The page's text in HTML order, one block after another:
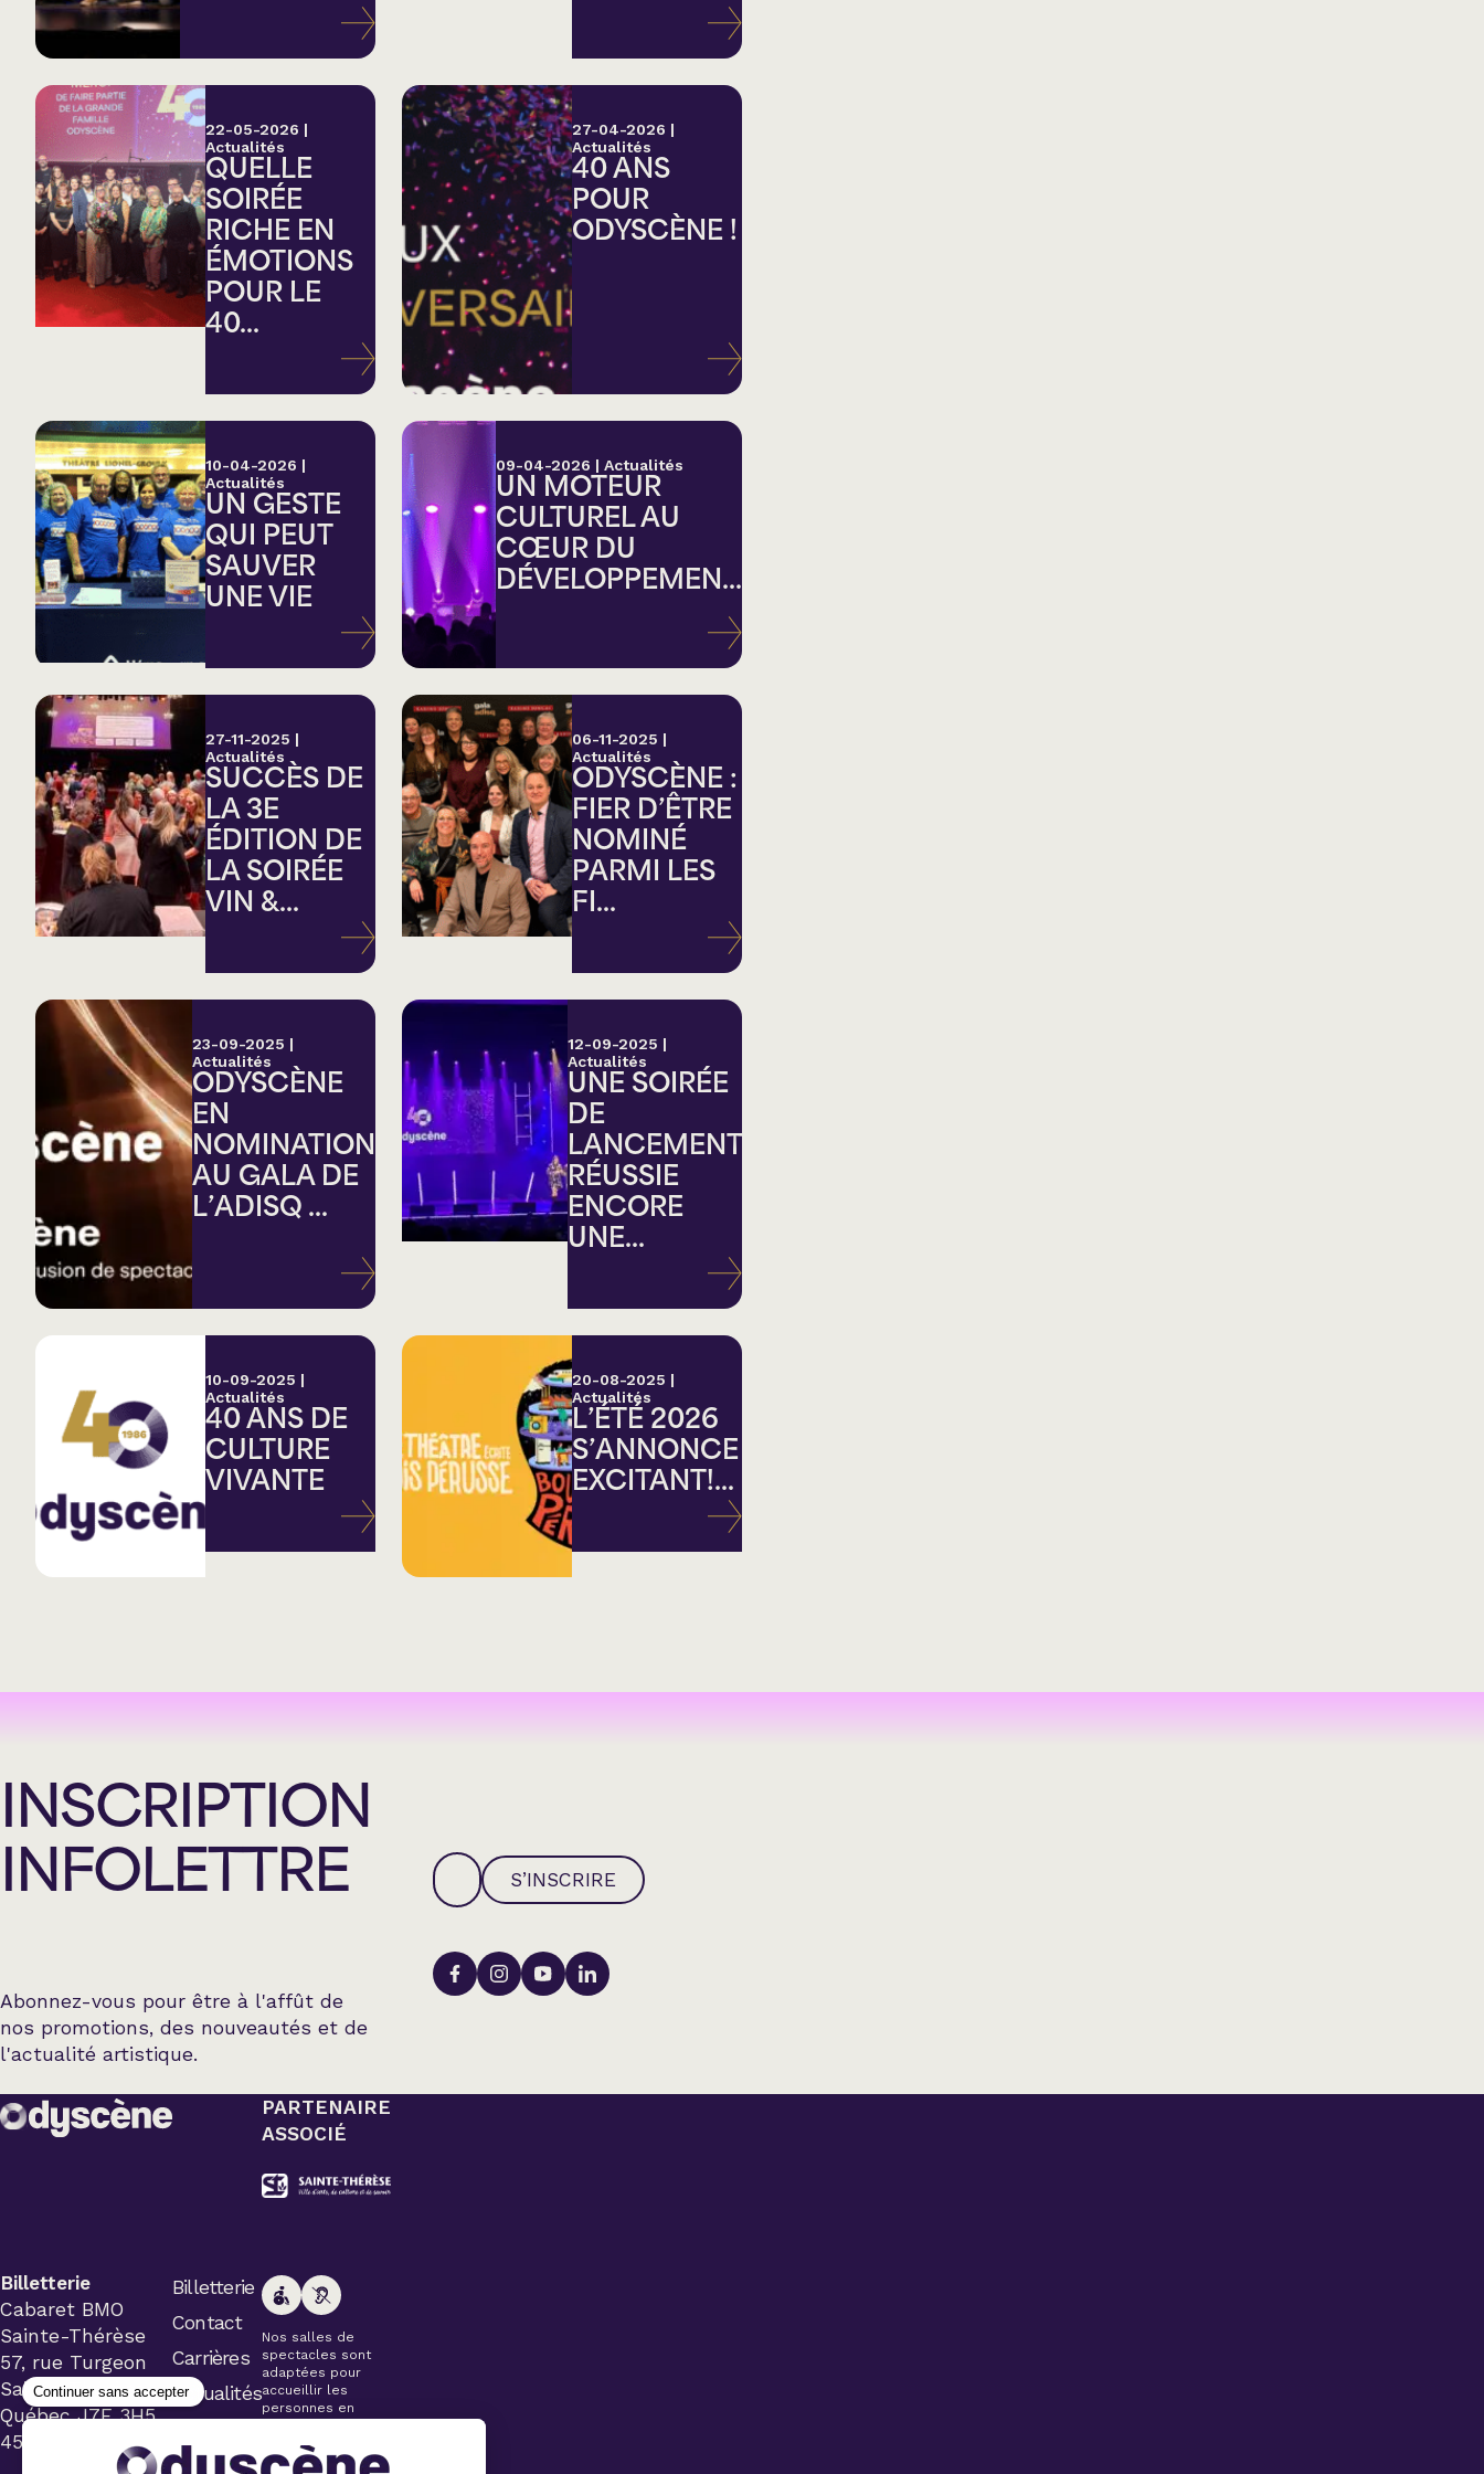
Hommage
Théâtre
Saison estivale
Apéro et perfo
Musique (Blues, folk,
traditionnelle)
Country
Famille
Spectacles en location
22-05-2026 |
Actualités
QUELLE
SOIRÉE
RICHE EN
ÉMOTIONS
POUR LE
40...
27-04-2026 |
Actualités
40 ANS
POUR
ODYSCÈNE !
10-04-2026 |
Actualités
UN GESTE
QUI PEUT
SAUVER
UNE VIE
09-04-2026 | Actualités
UN MOTEUR
CULTUREL AU
CŒUR DU
DÉVELOPPEMEN...
27-11-2025 |
Actualités
SUCCÈS DE
LA 3E
ÉDITION DE
LA SOIRÉE
VIN &...
06-11-2025 |
Actualités
ODYSCÈNE :
FIER D’ÊTRE
NOMINÉ
PARMI LES
FI...
23-09-2025 |
Actualités
ODYSCÈNE
EN
NOMINATION
AU GALA DE
L’ADISQ ...
12-09-2025 |
Actualités
UNE SOIRÉE
DE
LANCEMENT
RÉUSSIE
ENCORE
UNE...
10-09-2025 |
Actualités
40 ANS DE
CULTURE
VIVANTE
20-08-2025 |
Actualités
L’ÉTÉ 2026
S’ANNONCE
EXCITANT!...
INSCRIPTION
INFOLETTRE
Abonnez-vous pour être à l'affût de
nos promotions, des nouveautés et de
l'actualité artistique.
S’INSCRIRE
Billetterie
Cabaret BMO
Sainte-Thérèse
57, rue Turgeon
Sainte-Thérèse
Québec J7E 3H5
450 434-4006
Billetterie
Contact
Carrières
Actualités
PARTENAIRE
ASSOCIÉ
Nos salles de
spectacles sont
adaptées pour
accueillir les
personnes en
Veuillez
simplement aviser